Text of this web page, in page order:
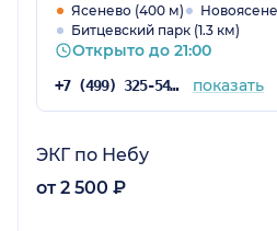
Ясенево (400 м)
Битцевский парк (1.3 км)
Открыто до 21:00
+7 (499) 325-54-81 показать
ЭКГ по Небу
от 2 500 ₽